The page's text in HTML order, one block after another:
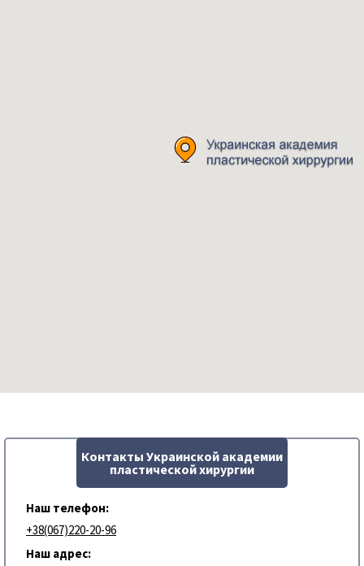
Контакты Украинской академии
пластической хирургии
Наш телефон:
+38(067)220-20-96
Наш адрес: